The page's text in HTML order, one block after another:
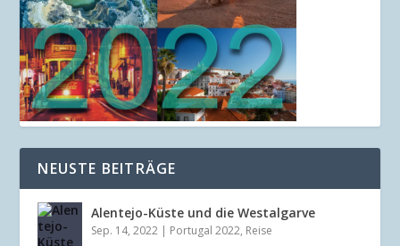
NEUSTE BEITRÄGE
Alentejo-Küste und die Westalgarve
Sep. 14, 2022 | Portugal 2022, Reise